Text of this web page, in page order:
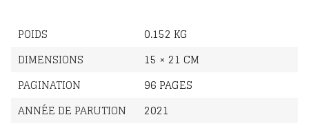
POIDS
0.152 KG
DIMENSIONS
15 × 21 CM
PAGINATION
96 PAGES
ANNÉE DE PARUTION
2021